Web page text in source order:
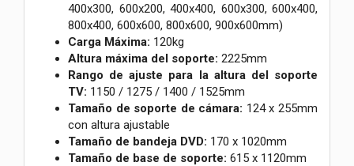
400x300, 600x200, 400x400, 600x300, 600x400,
800x400, 600x600, 800x600, 900x600mm)
Carga Máxima: 120kg
Altura máxima del soporte: 2225mm
Rango de ajuste para la altura del soporte
TV: 1150 / 1275 / 1400 / 1525mm
Tamaño de soporte de cámara: 124 x 255mm
con altura ajustable
Tamaño de bandeja DVD: 170 x 1020mm
Tamaño de base de soporte: 615 x 1120mm